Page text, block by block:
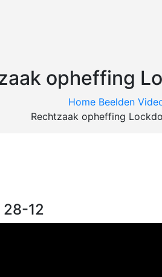
opheffing
Home Beelden
Rechtzaak opheffing
12